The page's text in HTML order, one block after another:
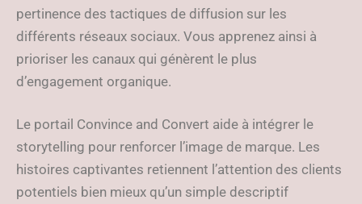
pertinence des tactiques de diffusion sur les
différents réseaux sociaux. Vous apprenez ainsi à
prioriser les canaux qui génèrent le plus
d’engagement organique.
Le portail Convince and Convert aide à intégrer le
storytelling pour renforcer l’image de marque. Les
histoires captivantes retiennent l’attention des clients
potentiels bien mieux qu’un simple descriptif